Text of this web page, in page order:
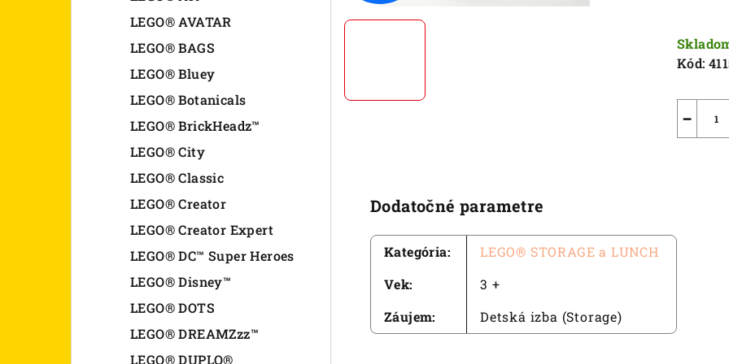
LEGO® AVATAR
LEGO® BAGS
LEGO® Bluey
LEGO® Botanicals
LEGO® BrickHeadz™
LEGO® City
LEGO® Classic
LEGO® Creator
LEGO® Creator Expert
LEGO® DC™ Super Heroes
LEGO® Disney™
LEGO® DOTS
LEGO® DREAMZzz™
LEGO® DUPLO®
cena:
Kód:
−
Dodatočné parametre
Kategória:
LEGO® STORAGE a LUNCH
Vek:
3 +
Záujem: Detská izba (Storage)